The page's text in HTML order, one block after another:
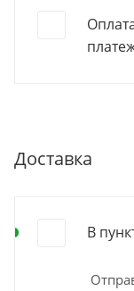
Доставка
В